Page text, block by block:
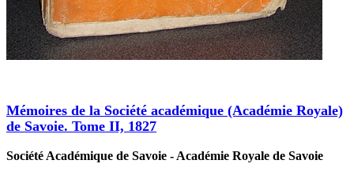
Mémoires de la Société académique (Académie Royale)
de Savoie. Tome II, 1827
Société Académique de Savoie - Académie Royale de Savoie